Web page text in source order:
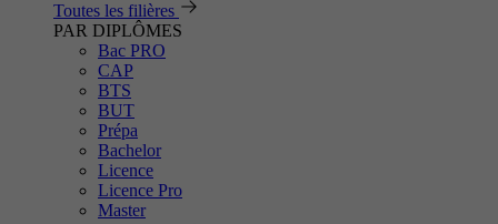
Toutes les filières
PAR DIPLÔMES
Bac PRO
CAP
BTS
BUT
Prépa
Bachelor
Licence
Licence Pro
Master